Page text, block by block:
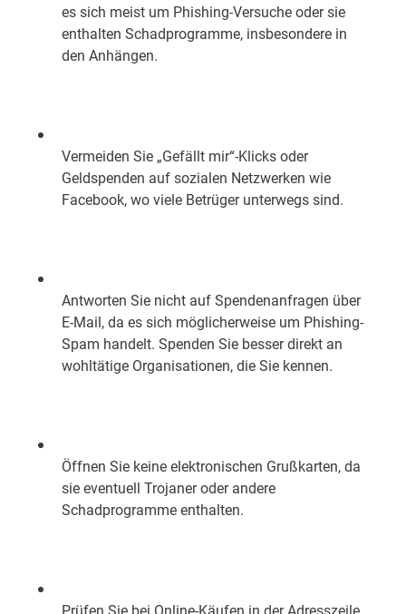
es sich meist um Phishing-Versuche oder sie
enthalten Schadprogramme, insbesondere in
den Anhängen.
Vermeiden Sie „Gefällt mir“-Klicks oder
Geldspenden auf sozialen Netzwerken wie
Facebook, wo viele Betrüger unterwegs sind.
Antworten Sie nicht auf Spendenanfragen über
E-Mail, da es sich möglicherweise um Phishing-
Spam handelt. Spenden Sie besser direkt an
wohltätige Organisationen, die Sie kennen.
Öffnen Sie keine elektronischen Grußkarten, da
sie eventuell Trojaner oder andere
Schadprogramme enthalten.
Prüfen Sie bei Online-Käufen in der Adresszeile